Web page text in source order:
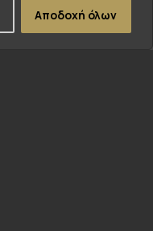
Αποδοχή όλων
ΕΠΟΜΕΝΟ -